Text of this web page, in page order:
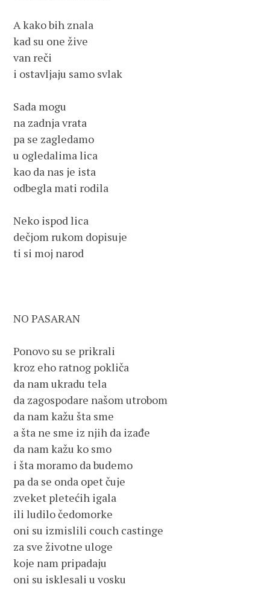
A kako bih znala
kad su one žive
van reči
i ostavljaju samo svlak
Sada mogu
na zadnja vrata
pa se zagledamo
u ogledalima lica
kao da nas je ista
odbegla mati rodila
Neko ispod lica
dečjom rukom dopisuje
ti si moj narod
NO PASARAN
Ponovo su se prikrali
kroz eho ratnog pokliča
da nam ukradu tela
da zagospodare našom utrobom
da nam kažu šta sme
a šta ne sme iz njih da izađe
da nam kažu ko smo
i šta moramo da budemo
pa da se onda opet čuje
zveket pletećih igala
ili ludilo čedomorke
oni su izmislili couch castinge
za sve životne uloge
koje nam pripadaju
oni su isklesali u vosku